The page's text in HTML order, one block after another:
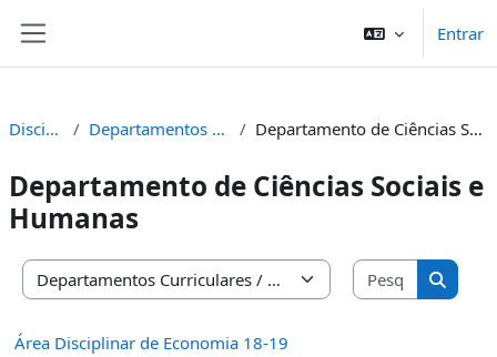
Entrar
Disciplinas Departamentos Curriculares Departamento de Ciências Sociais e Humanas
Departamento de Ciências Sociais e
Humanas
Categorias de disciplinas
Área Disciplinar de Economia 18-19